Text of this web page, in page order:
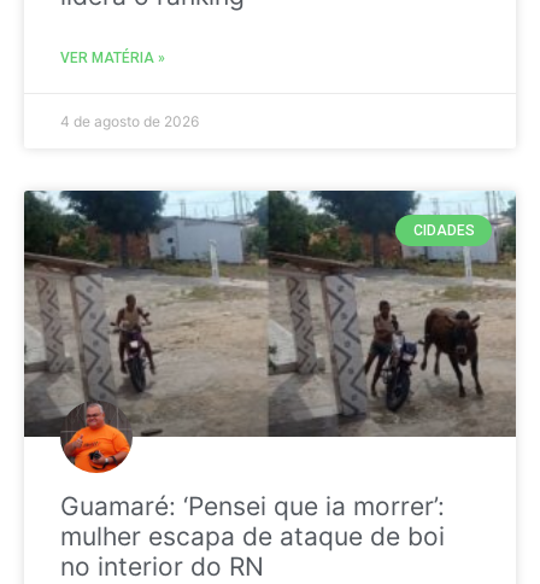
VER MATÉRIA »
4 de agosto de 2026
CIDADES
Guamaré: ‘Pensei que ia morrer’:
mulher escapa de ataque de boi
no interior do RN